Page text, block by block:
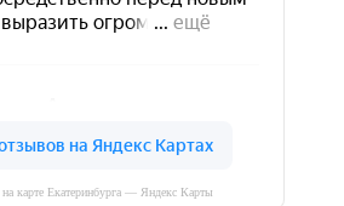
карте Екатеринбурга — Яндекс Карты